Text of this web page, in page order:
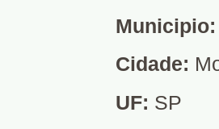
Cidade:
UF: SP